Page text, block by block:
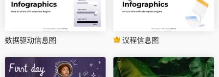
数据驱动信息图 议程信息图